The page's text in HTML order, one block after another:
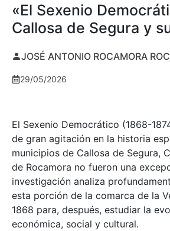
«El Sexenio
Callosa de Segura y
JOSÉ ANTONIO ROCAMORA
29/05/2026
El Sexenio Democrático (1868-
de gran agitación en la historia
municipios de Callosa de Segura,
de Rocamora no fueron una
investigación analiza
esta porción de la comarca de la
1868 para, después, estudiar la
económica, social y cultural.